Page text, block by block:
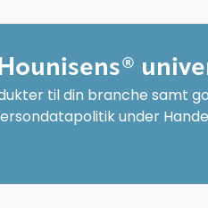
til din branche samt
under